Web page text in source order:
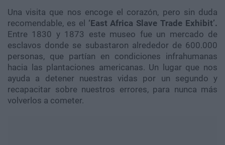
Una visita que nos encoge el corazón, pero sin duda
recomendable, es el ‘East Africa Slave Trade Exhibit’.
Entre 1830 y 1873 este museo fue un mercado de
esclavos donde se subastaron alrededor de 600.000
personas, que partían en condiciones infrahumanas
hacia las plantaciones americanas. Un lugar que nos
ayuda a detener nuestras vidas por un segundo y
recapacitar sobre nuestros errores, para nunca más
volverlos a cometer.